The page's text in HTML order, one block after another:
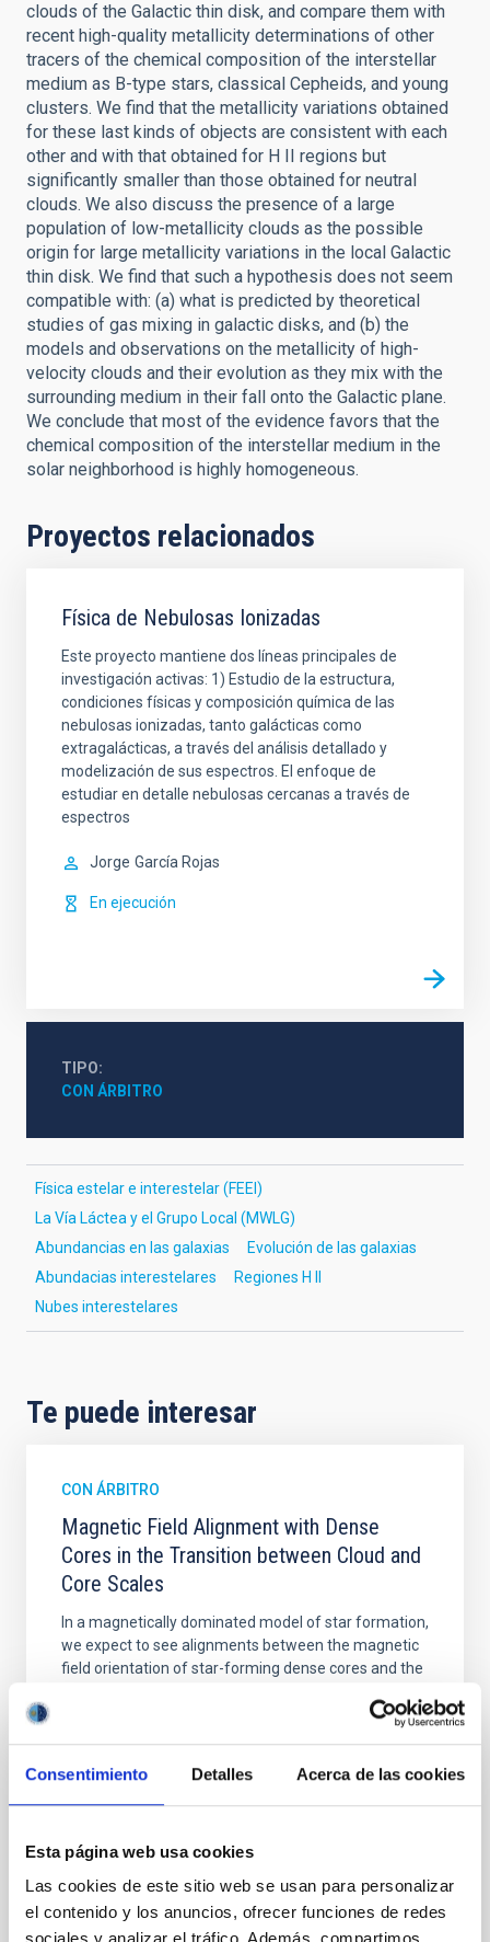
Consentimiento Detalles Acerca de las cookies
Esta página web usa cookies
Las cookies de este sitio web se usan para personalizar
el contenido y los anuncios, ofrecer funciones de redes
clouds of the Galactic thin disk, and compare them with
recent high-quality metallicity determinations of other
tracers of the chemical composition of the interstellar
medium as B-type stars, classical Cepheids, and young
clusters. We find that the metallicity variations obtained
for these last kinds of objects are consistent with each
other and with that obtained for H II regions but
significantly smaller than those obtained for neutral
clouds. We also discuss the presence of a large
population of low-metallicity clouds as the possible
origin for large metallicity variations in the local Galactic
thin disk. We find that such a hypothesis does not seem
compatible with: (a) what is predicted by theoretical
studies of gas mixing in galactic disks, and (b) the
models and observations on the metallicity of high-
velocity clouds and their evolution as they mix with the
surrounding medium in their fall onto the Galactic plane.
We conclude that most of the evidence favors that the
chemical composition of the interstellar medium in the
solar neighborhood is highly homogeneous.
Proyectos relacionados
Física de Nebulosas Ionizadas
Este proyecto mantiene dos líneas principales de
investigación activas: 1) Estudio de la estructura,
condiciones físicas y composición química de las
nebulosas ionizadas, tanto galácticas como
extragalácticas, a través del análisis detallado y
modelización de sus espectros. El enfoque de
estudiar en detalle nebulosas cercanas a través de
espectros
Jorge García Rojas
En ejecución
TIPO
CON ÁRBITRO
Física estelar e interestelar (FEEI)
La Vía Láctea y el Grupo Local (MWLG)
Abundancias en las galaxias
Evolución de las galaxias
Abundacias interestelares
Regiones H II
Nubes interestelares
Te puede interesar
CON ÁRBITRO
Magnetic Field Alignment with Dense
Cores in the Transition between Cloud and
Core Scales
In a magnetically dominated model of star formation,
we expect to see alignments between the magnetic
field orientation of star-forming dense cores and the
instead, however, that the orientation of cores and
Yin, Sean et al.
BIBCODE 2026APJ..1003...83Y